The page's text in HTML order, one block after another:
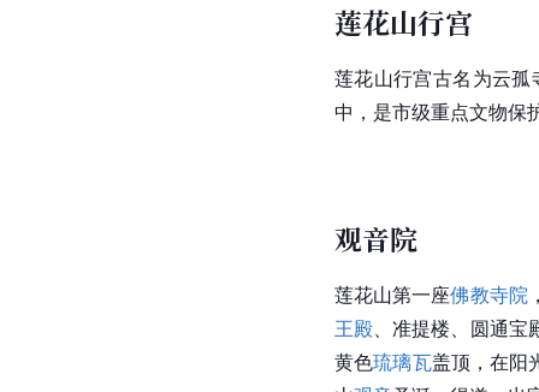
莲花山行宫
莲花山行宫古名为云孤
中，是市级重点文物保
观音院
莲花山第一座佛教寺院
王殿 、准提楼、 圆通宝
黄色琉璃瓦盖顶，在阳